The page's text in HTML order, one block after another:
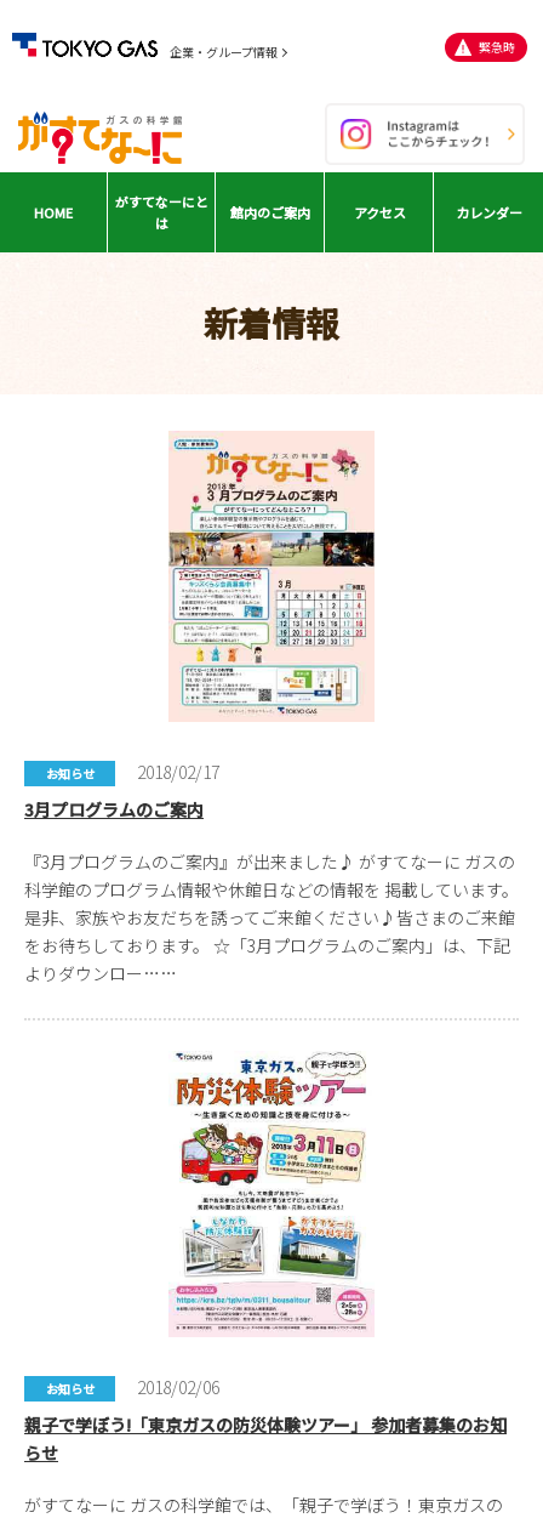
企業・グループ情報 緊急時
HOME
がすてなーにと
は
館内のご案内 アクセス カレンダー
新着情報
お知らせ
2018/02/17
3月プログラムのご案内
『3月プログラムのご案内』が出来ました♪ がすてなーに ガスの
科学館のプログラム情報や休館日などの情報を 掲載しています。
是非、家族やお友だちを誘ってご来館ください♪皆さまのご来館
をお待ちしております。 ☆「3月プログラムのご案内」は、下記
よりダウンロー……
お知らせ
2018/02/06
親子で学ぼう!「東京ガスの防災体験ツアー」 参加者募集のお知
らせ
がすてなーに ガスの科学館では、「親子で学ぼう！東京ガスの